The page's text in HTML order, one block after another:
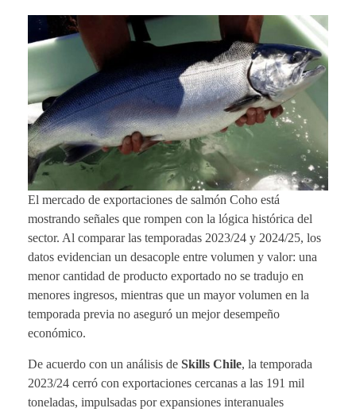
El mercado de exportaciones de salmón Coho está
mostrando señales que rompen con la lógica histórica del
sector. Al comparar las temporadas 2023/24 y 2024/25, los
datos evidencian un desacople entre volumen y valor: una
menor cantidad de producto exportado no se tradujo en
menores ingresos, mientras que un mayor volumen en la
temporada previa no aseguró un mejor desempeño
económico.
De acuerdo con un análisis de Skills Chile, la temporada
2023/24 cerró con exportaciones cercanas a las 191 mil
toneladas, impulsadas por expansiones interanuales